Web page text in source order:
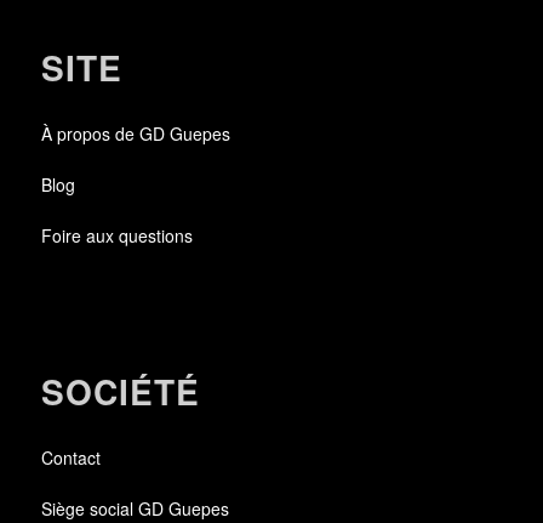
SITE
À propos de GD Guepes
Blog
Foire aux questions
SOCIÉTÉ
Contact
Siège social GD Guepes